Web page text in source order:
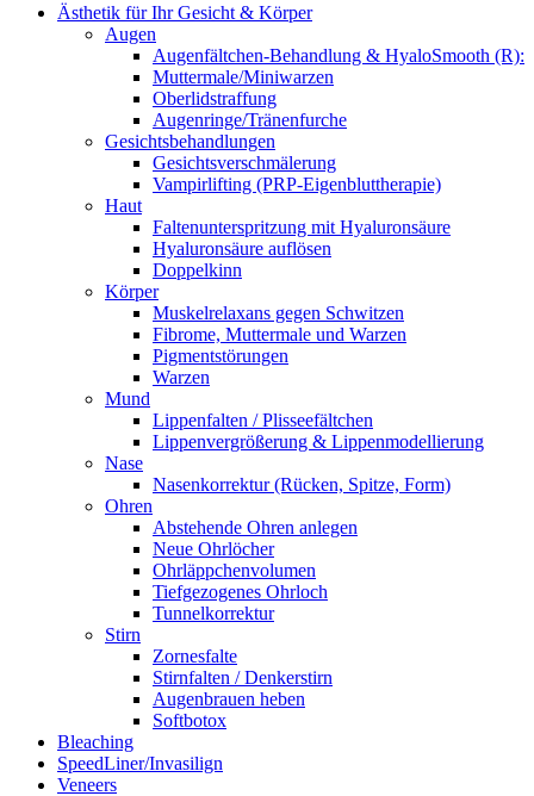
Ästhetik für Ihr Gesicht & Körper
Augen
Augenfältchen-Behandlung & HyaloSmooth (R):
Muttermale/Miniwarzen
Oberlidstraffung
Augenringe/Tränenfurche
Gesichtsbehandlungen
Gesichtsverschmälerung
Vampirlifting (PRP-Eigenbluttherapie)
Haut
Faltenunterspritzung mit Hyaluronsäure
Hyaluronsäure auflösen
Doppelkinn
Körper
Muskelrelaxans gegen Schwitzen
Fibrome, Muttermale und Warzen
Pigmentstörungen
Warzen
Mund
Lippenfalten / Plisseefältchen
Lippenvergrößerung & Lippenmodellierung
Nase
Nasenkorrektur (Rücken, Spitze, Form)
Ohren
Abstehende Ohren anlegen
Neue Ohrlöcher
Ohrläppchenvolumen
Tiefgezogenes Ohrloch
Tunnelkorrektur
Stirn
Zornesfalte
Stirnfalten / Denkerstirn
Augenbrauen heben
Softbotox
Bleaching
SpeedLiner/Invasilign
Veneers